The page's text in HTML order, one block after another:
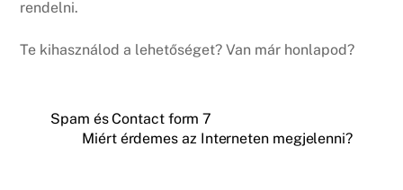
rendelni.
Te kihasználod a lehetőséget? Van már honlapod?
Spam és Contact form 7
Miért érdemes az Interneten megjelenni?